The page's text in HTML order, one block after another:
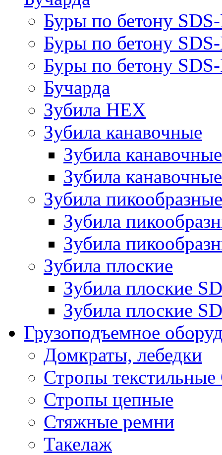
Буры по бетону
Буры по бетону
Буры по бетону
Бучарда
Зубила HEX
Зубила канавочные
Зубила
Зубила
Зубила пикообразные
Зубила
Зубила
Зубила плоские
Зубила плоские
Зубила плоские
Грузоподъемное
Домкраты, лебедки
Стропы
Стропы цепные
Стяжные ремни
Такелаж